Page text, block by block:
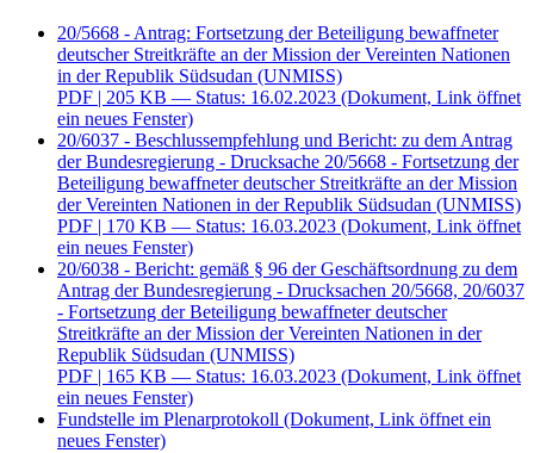
20/5668 - Antrag: Fortsetzung der Beteiligung bewaffneter
deutscher Streitkräfte an der Mission der Vereinten Nationen
in der Republik Südsudan (UNMISS)
PDF | 205 KB — Status: 16.02.2023 (Dokument, Link öffnet
ein neues Fenster)
20/6037 - Beschlussempfehlung und Bericht: zu dem Antrag
der Bundesregierung - Drucksache 20/5668 - Fortsetzung der
Beteiligung bewaffneter deutscher Streitkräfte an der Mission
der Vereinten Nationen in der Republik Südsudan (UNMISS)
PDF | 170 KB — Status: 16.03.2023 (Dokument, Link öffnet
ein neues Fenster)
20/6038 - Bericht: gemäß § 96 der Geschäftsordnung zu dem
Antrag der Bundesregierung - Drucksachen 20/5668, 20/6037
- Fortsetzung der Beteiligung bewaffneter deutscher
Streitkräfte an der Mission der Vereinten Nationen in der
Republik Südsudan (UNMISS)
PDF | 165 KB — Status: 16.03.2023 (Dokument, Link öffnet
ein neues Fenster)
Fundstelle im Plenarprotokoll (Dokument, Link öffnet ein
neues Fenster)